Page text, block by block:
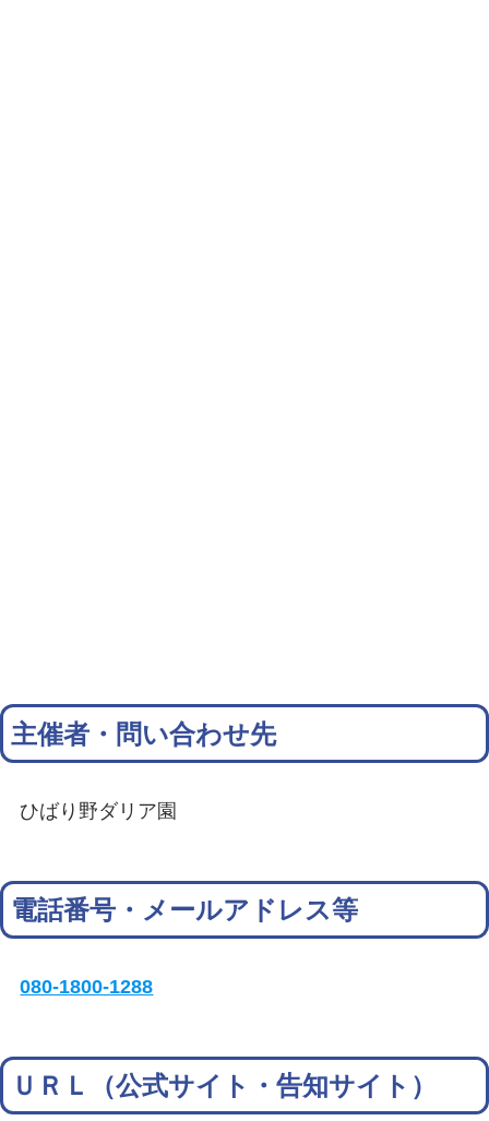
主催者・問い合わせ先
ひばり野ダリア園
電話番号・メールアドレス等
080-1800-1288
ＵＲＬ（公式サイト・告知サイト）